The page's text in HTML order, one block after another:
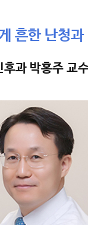
흔한 난청과
과 박홍주 교